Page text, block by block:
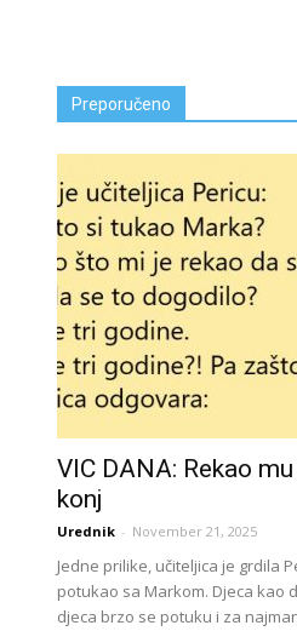
Preporučeno
VIC DANA: Rekao
konj
Urednik - November 21, 2025
Jedne prilike, učiteljica je grdila
potukao sa Markom. Djeca kao
djeca brzo se potuku i za